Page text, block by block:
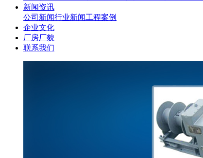
新闻资讯
公司新闻行业新闻工程案例
企业文化
厂房厂貌
联系我们